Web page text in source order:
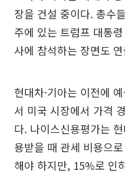
장을 건설 중이다. 총수
주에 있는 트럼프 대통
사에 참석하는 장면도
현대차·기아는 이전에
서 미국 시장에서 가격
다. 나이스신용평가는
용받을 때 관세 비용으
해야 하지만, 15%로 인